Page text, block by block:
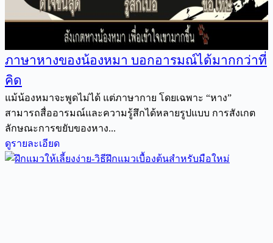
ภาษาหางของน้องหมา บอกอารมณ์ได้มากกว่าที่
คิด
แม้น้องหมาจะพูดไม่ได้ แต่ภาษากาย โดยเฉพาะ “หาง”
สามารถสื่ออารมณ์และความรู้สึกได้หลายรูปแบบ การสังเกต
ลักษณะการขยับของหาง...
ดูรายละเอียด